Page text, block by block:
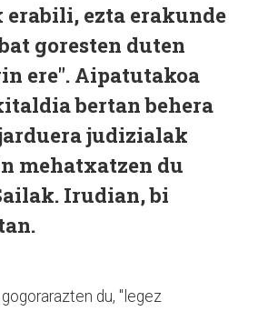
erabili, ezta erakunde
goresten duten
ere". Aipatutakoa
bertan behera
judizialak
mehatxatzen du
Irudian, bi
du, "legez